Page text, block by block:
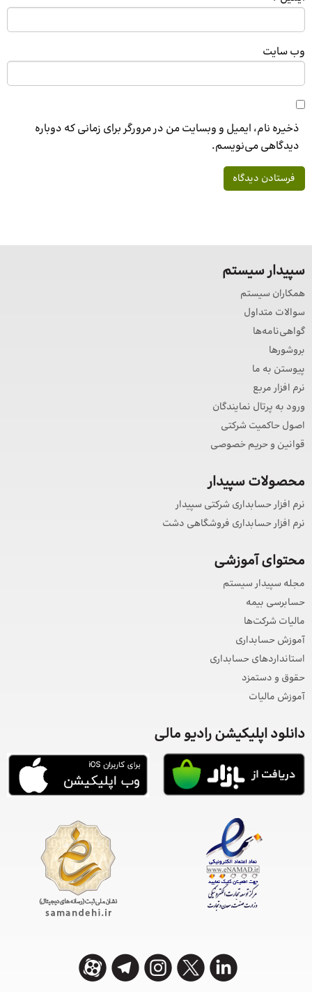
وب‌ سایت
ذخیره نام، ایمیل و وبسایت من در مرورگر برای زمانی که دوباره
دیدگاهی می‌نویسم.
سپیدار سیستم
همکاران سیستم
سوالات متداول
گواهی‌نامه‌ها
بروشورها
پیوستن به ما
نرم افزار مربع
ورود به پرتال نمایندگان
اصول حاکمیت شرکتی
قوانین و حریم خصوصی
محصولات سپیدار
نرم افزار حسابداری شرکتی سپیدار
نرم افزار حسابداری فروشگاهی دشت
محتوای آموزشی
مجله سپیدار سیستم
حسابرسی بیمه
مالیات شرکت‌ها
آموزش حسابداری
استانداردهای حسابداری
حقوق و دستمزد
آموزش مالیات
دانلود اپلیکیشن رادیو مالی